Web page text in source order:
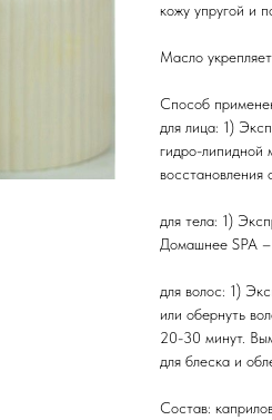
кожу упругой и
Масло
Способ
для лица: 1)
гидро-липидной
восстановления
для тела: 1)
Домашнее SPA
для волос: 1)
или обернуть
20-30 минут.
для блеска и
Состав: